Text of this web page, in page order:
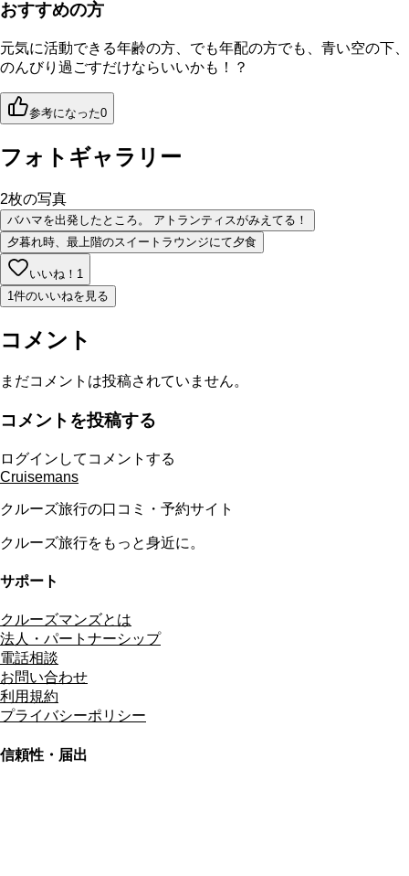
おすすめの方
元気に活動できる年齢の方、でも年配の方でも、青い空の下、
のんびり過ごすだけならいいかも！？
参考になった0
フォトギャラリー
2枚の写真
バハマを出発したところ。 アトランティスがみえてる！
夕暮れ時、最上階のスイートラウンジにて夕食
いいね！ 1
1件のいいねを見る
コメント
まだコメントは投稿されていません。
コメントを投稿する
ログインしてコメントする
Cruisemans
クルーズ旅行の口コミ・予約サイト
クルーズ旅行をもっと身近に。
サポート
クルーズマンズとは
法人・パートナーシップ
電話相談
お問い合わせ
利用規約
プライバシーポリシー
信頼性・届出